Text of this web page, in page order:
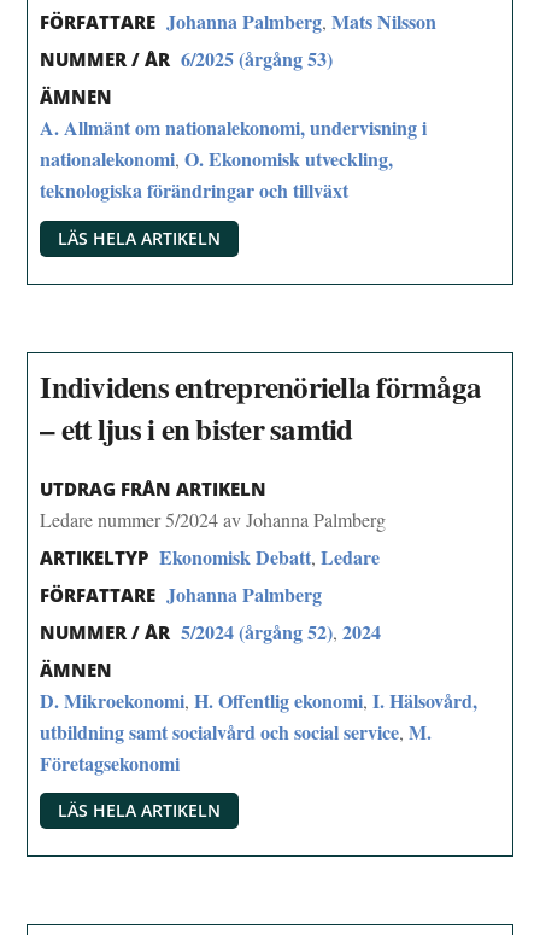
FÖRFATTARE Johanna Palmberg,Mats Nilsson
NUMMER / ÅR 6/2025 (årgång 53)
ÄMNEN
A. Allmänt om nationalekonomi, undervisning i
nationalekonomi,O. Ekonomisk utveckling,
teknologiska förändringar och tillväxt
LÄS HELA ARTIKELN
Individens entreprenöriella förmåga
– ett ljus i en bister samtid
UTDRAG FRÅN ARTIKELN
Ledare nummer 5/2024 av Johanna Palmberg
ARTIKELTYP Ekonomisk Debatt,Ledare
FÖRFATTARE Johanna Palmberg
NUMMER / ÅR 5/2024 (årgång 52),2024
ÄMNEN
D. Mikroekonomi,H. Offentlig ekonomi,I. Hälsovård,
utbildning samt socialvård och social service,M.
Företagsekonomi
LÄS HELA ARTIKELN